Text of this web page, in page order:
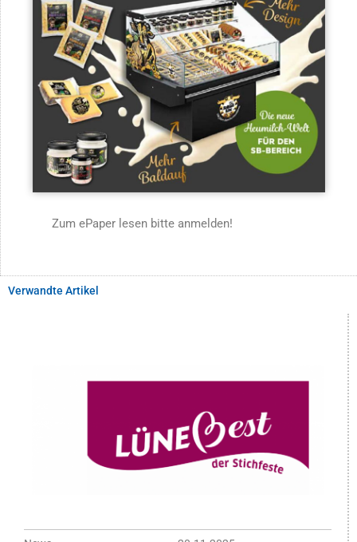
Zum ePaper lesen bitte anmelden!
Verwandte Artikel